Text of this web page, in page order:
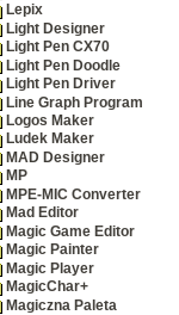
Lepix
Light Designer
Light Pen CX70
Light Pen Doodle
Light Pen Driver
Line Graph Program
Logos Maker
Ludek Maker
MAD Designer
MP
MPE-MIC Converter
Mad Editor
Magic Game Editor
Magic Painter
Magic Player
MagicChar+
Magiczna Paleta